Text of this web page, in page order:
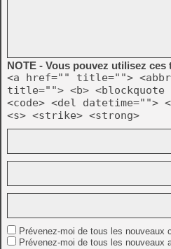
NOTE - Vous pouvez utilisez
<a href="" title="">
title=""> <b>
<code> <del datetime="">
<s> <strike> <strong>
Prévenez-moi de tous les nouveaux
Prévenez-moi de tous les nouveaux